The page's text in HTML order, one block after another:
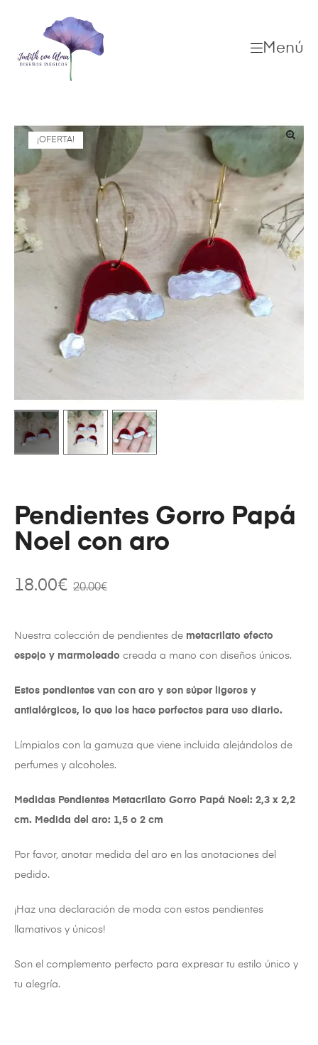
Menú
¡OFERTA!
Pendientes Gorro Papá
Noel con aro
20.00€
18.00€
Nuestra colección de pendientes de metacrilato efecto
espejo y marmoleado creada a mano con diseños únicos.
Estos pendientes van con aro y son súper ligeros y
antialérgicos, lo que los hace perfectos para uso diario.
Límpialos con la gamuza que viene incluida alejándolos de
perfumes y alcoholes.
Medidas Pendientes Metacrilato Gorro Papá Noel: 2,3 x 2,2
cm. Medida del aro: 1,5 o 2 cm
Por favor, anotar medida del aro en las anotaciones del
pedido.
¡Haz una declaración de moda con estos pendientes
llamativos y únicos!
Son el complemento perfecto para expresar tu estilo único y
tu alegría.